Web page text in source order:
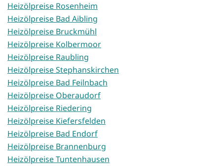
Heizölpreise Rosenheim
Heizölpreise Bad Aibling
Heizölpreise Bruckmühl
Heizölpreise Kolbermoor
Heizölpreise Raubling
Heizölpreise Stephanskirchen
Heizölpreise Bad Feilnbach
Heizölpreise Oberaudorf
Heizölpreise Riedering
Heizölpreise Kiefersfelden
Heizölpreise Bad Endorf
Heizölpreise Brannenburg
Heizölpreise Tuntenhausen